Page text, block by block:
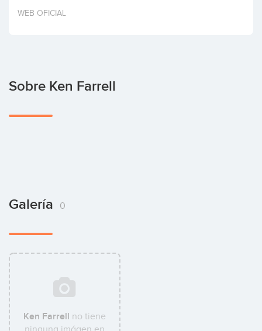
Invertir
WEB OFICIAL
Sobre Ken Farrell
Galería 0
Ken Farrell no tiene